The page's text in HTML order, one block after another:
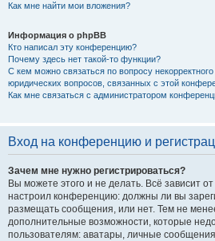
Как мне найти мои вложения?
Информация о phpBB
Кто написал эту конференцию?
Почему здесь нет такой-то функции?
С кем можно связаться по вопросу
юридических вопросов, связанных с этой
Как мне связаться с администратором
Вход на конференцию и
Зачем мне нужно регистрироваться?
Вы можете этого и не делать. Всё зависит
настроил конференцию: должны ли вы
размещать сообщения, или нет. Тем не
дополнительные возможности, которые
пользователям: аватары, личные